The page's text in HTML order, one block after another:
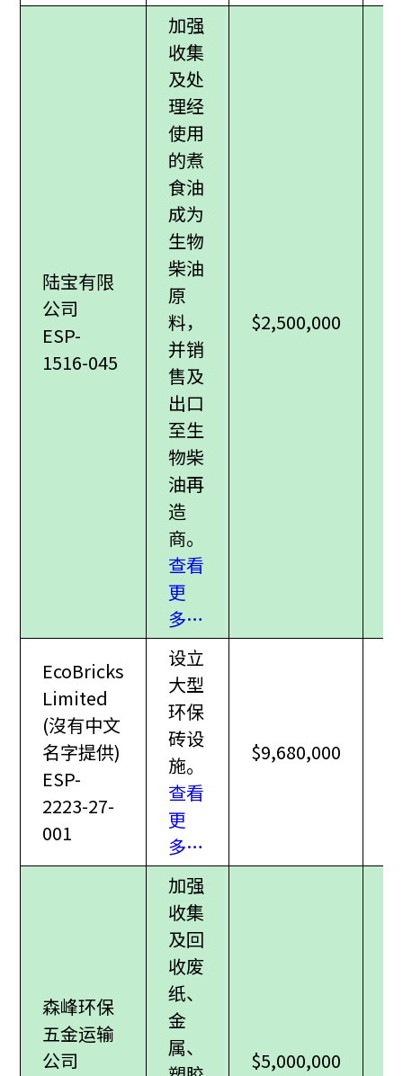
陆宝有限
公司
ESP-
1516-045
加强
收集
及处
理经
使用
的煮
食油
成为
生物
柴油
原
料，
并销
售及
出口
至生
物柴
油再
造
商。
查看
更
多…
$2,500,000
EcoBricks
Limited
(沒有中文
名字提供)
ESP-
2223-27-
001
设立
大型
环保
砖设
施。
查看
更
多…
$9,680,000
森峰环保
五金运输
公司
加强
收集
及回
收废
纸、
金
属、
$5,000,000